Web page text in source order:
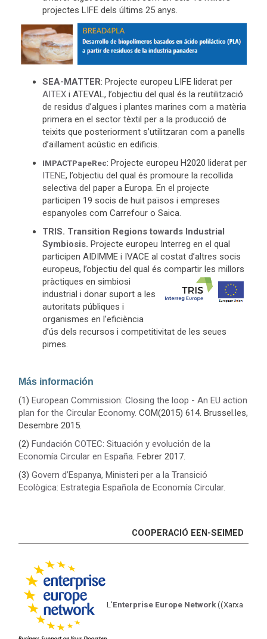
projectes LIFE dels últims 25 anys.
SEA-MATTER: Projecte europeu LIFE liderat per
AITEX i ATEVAL, l’objectiu del qual és la reutilització
de residus d’algues i plantes marines com a matèria
primera en el sector tèxtil per a la producció de
teixits que posteriorment s’utilitzaran com a panells
d’aïllament acústic en edificis.
IMPACTPapeRec: Projecte europeu H2020 liderat per
ITENE, l’objectiu del qual és promoure la recollida
selectiva del paper a Europa. En el projecte
participen 19 socis de huit països i empreses
espanyoles com Carrefour o Saica.
TRIS. Transition Regions towards Industrial
Symbiosis. Projecte europeu Interreg en el qual
participen AIDIMME i IVACE al costat d’altres socis
europeus, l’objectiu del qual és compartir les millors
pràctiques en simbiosi
industrial i donar suport a les
autoritats públiques i
organismes en l’eficiència
d’ús dels recursos i competitivitat de les seues
pimes.
Más información
(1) European Commission: Closing the loop - An EU action
plan for the Circular Economy. COM(2015) 614. Brussel.les,
Desembre 2015.
(2) Fundación COTEC: Situación y evolución de la
Economía Circular en España. Febrer 2017.
(3) Govern d’Espanya, Ministeri per a la Transició
Ecològica: Estrategia Española de Economía Circular.
COOPERACIÓ EEN-SEIMED
L'Enterprise Europe Network((Xarxa